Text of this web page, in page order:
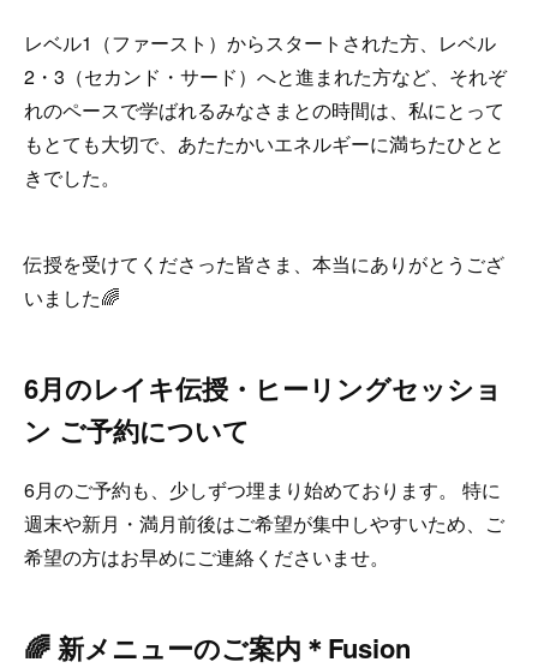
レベル1（ファースト）からスタートされた方、レベル
2・3（セカンド・サード）へと進まれた方など、それぞ
れのペースで学ばれるみなさまとの時間は、私にとって
もとても大切で、あたたかいエネルギーに満ちたひとと
きでした。
伝授を受けてくださった皆さま、本当にありがとうござ
いました🌈
6月のレイキ伝授・ヒーリングセッショ
ン ご予約について
6月のご予約も、少しずつ埋まり始めております。 特に
週末や新月・満月前後はご希望が集中しやすいため、ご
希望の方はお早めにご連絡くださいませ。
🌈 新メニューのご案内＊Fusion